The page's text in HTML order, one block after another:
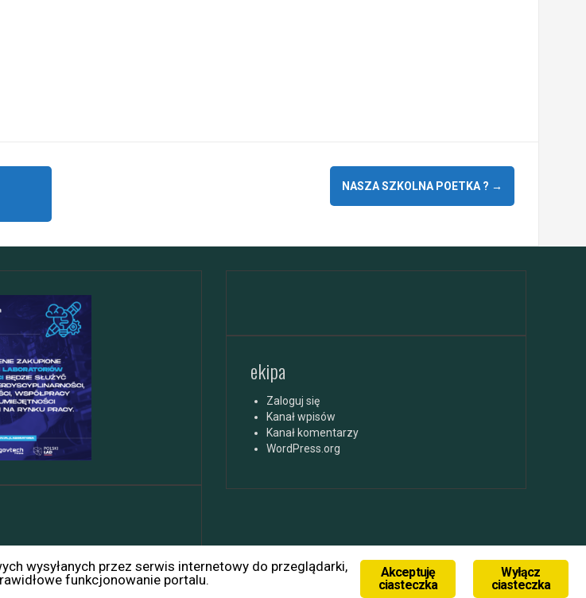
NASZA SZKOLNA POETKA ? →
ekipa
Zaloguj się
Kanał wpisów
Kanał komentarzy
WordPress.org
Wyłącz
ciasteczka
Akceptuję
ciasteczka
wysyłanych przez serwis internetowy do przeglądarki,
funkcjonowanie portalu.